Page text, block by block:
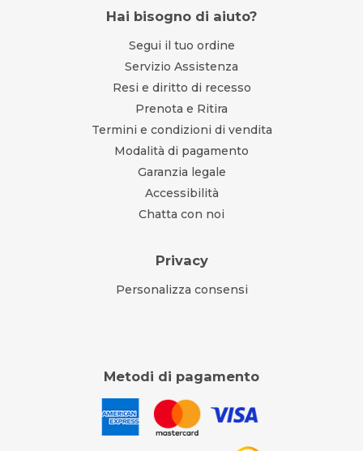
Hai bisogno di aiuto?
Segui il tuo ordine
Servizio Assistenza
Resi e diritto di recesso
Prenota e Ritira
Termini e condizioni di vendita
Modalità di pagamento
Garanzia legale
Accessibilità
Chatta con noi
Privacy
Personalizza consensi
Metodi di pagamento